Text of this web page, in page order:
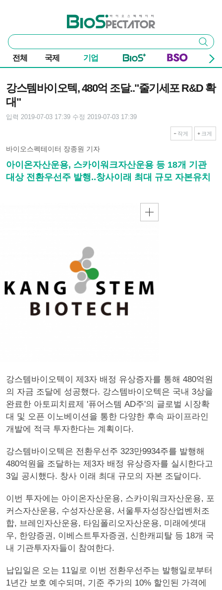
바이오스펙테이터
통
합
검
색
검색
전체 국제 기업
강스템바이오텍, 480억 조달.."줄기세포 R&D 확
대"
입력 2019-07-03 17:39 수정 2019-07-03 17:39
작게 크게
바이오스펙테이터 장종원 기자
아이온자산운용, 스카이워크자산운용 등 18개 기관
대상 전환우선주 발행..창사이래 최대 규모 자본유치
강스템바이오텍이 제3자 배정 유상증자를 통해 480억원
의 자금 조달에 성공했다. 강스템바이오텍은 국내 3상을
완료한 아토피치료제 '퓨어스템 AD주'의 글로벌 시장확
대 및 오픈 이노베이션을 통한 다양한 후속 파이프라인
개발에 적극 투자한다는 계획이다.
강스템바이오텍은 전환우선주 323만9934주를 발행해
480억원을 조달하는 제3자 배정 유상증자를 실시한다고
3일 공시했다. 창사 이래 최대 규모의 자본 조달이다.
이번 투자에는 아이온자산운용, 스카이워크자산운용, 포
커스자산운용, 수성자산운용, 서울투자성장산업벤처조
합, 브레인자산운용, 타임폴리오자산운용, 미래에셋대
우, 한양증권, 이베스트투자증권, 신한캐피탈 등 18개 국
내 기관투자자들이 참여한다.
납입일은 오는 11일로 이번 전환우선주는 발행일로부터
1년간 보호 예수되며, 기준 주가의 10% 할인된 가격에